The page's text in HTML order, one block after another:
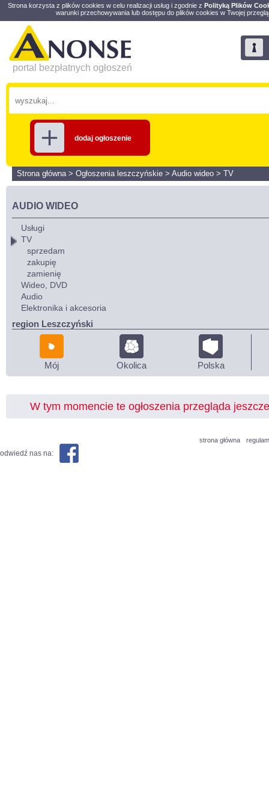
Strona korzysta z plików cookies w celu realizacji usług i zgodnie z Polityką Plików
warunki przechowywania lub dostępu do plików cookies w Twojej
portal bezpłatnych ogłoszeń
dodaj ogłoszenie
Strona główna> Ogłoszenia leszczyńskie > Audio wideo > TV
AUDIO WIDEO
Usługi
TV
sprzedam
zakupię
zamienię
Wideo, DVD
Audio
Elektronika i akcesoria
region Leszczyński
Mój Okolica Polska
W tym momencie te ogłoszenia przegląda
strona główna
odwiedź nas na: